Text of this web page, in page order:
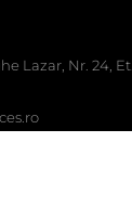
Lazar, Nr. 24, Et.